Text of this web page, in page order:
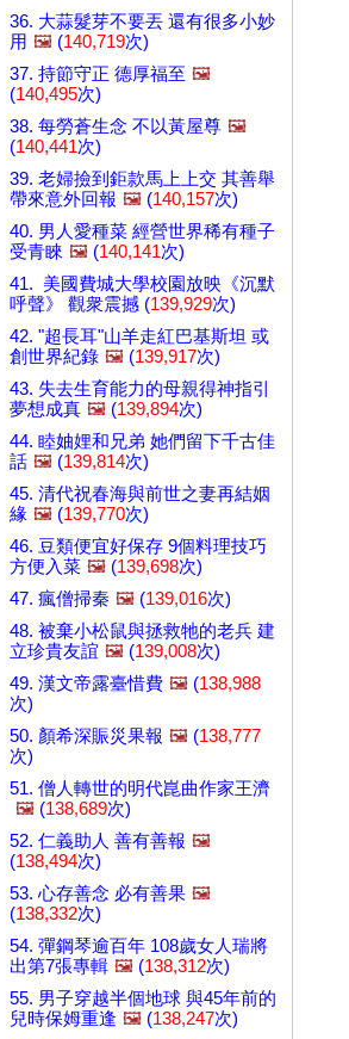
36. 大蒜髮芽不要丟 還有很多小妙
用 🖼️ (140,719次)
37. 持節守正 德厚福至 🖼️
(140,495次)
38. 每勞蒼生念 不以黃屋尊 🖼️
(140,441次)
39. 老婦撿到鉅款馬上上交 其善舉
帶來意外回報 🖼️ (140,157次)
40. 男人愛種菜 經營世界稀有種子
受青睞 🖼️ (140,141次)
41. 美國費城大學校園放映《沉默
呼聲》 觀衆震撼 (139,929次)
42. "超長耳"山羊走紅巴基斯坦 或
創世界紀錄 🖼️ (139,917次)
43. 失去生育能力的母親得神指引
夢想成真 🖼️ (139,894次)
44. 睦妯娌和兄弟 她們留下千古佳
話 🖼️ (139,814次)
45. 清代祝春海與前世之妻再結姻
緣 🖼️ (139,770次)
46. 豆類便宜好保存 9個料理技巧
方便入菜 🖼️ (139,698次)
47. 瘋僧掃秦 🖼️ (139,016次)
48. 被棄小松鼠與拯救牠的老兵 建
立珍貴友誼 🖼️ (139,008次)
49. 漢文帝露臺惜費 🖼️ (138,988
次)
50. 顏希深賑災果報 🖼️ (138,777
次)
51. 僧人轉世的明代崑曲作家王濟
🖼️ (138,689次)
52. 仁義助人 善有善報 🖼️
(138,494次)
53. 心存善念 必有善果 🖼️
(138,332次)
54. 彈鋼琴逾百年 108歲女人瑞將
出第7張專輯 🖼️ (138,312次)
55. 男子穿越半個地球 與45年前的
兒時保姆重逢 🖼️ (138,247次)